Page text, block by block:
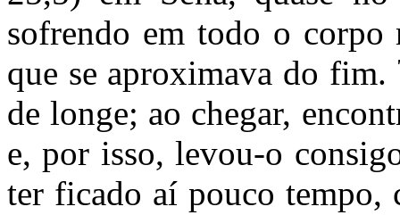
sofrendo em todo o corpo
que se aproximava do fim.
de longe; ao chegar,
e, por isso, levou-o
ter ficado aí pouco tempo,